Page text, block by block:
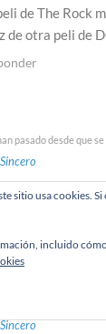
de The Rock
de otra peli de
pasado desde que
Sincero
pase eso.
Sincero
sitio usa cookies.
incluido